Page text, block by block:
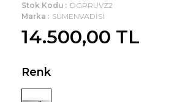
Stok Kodu
DGPRUVZ2
Marka
SÜMENVADİSİ
14.500,00 TL
Renk